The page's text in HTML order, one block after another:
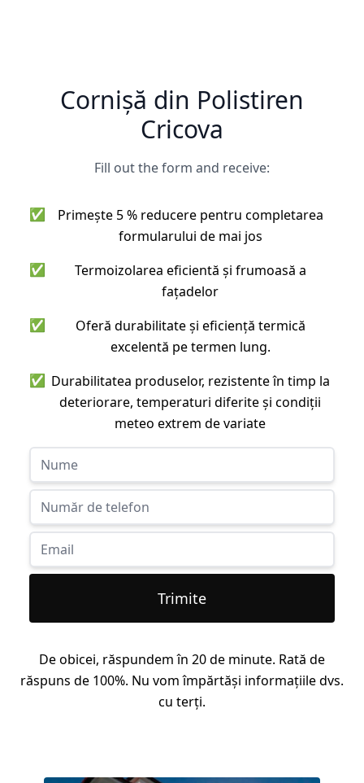
Cornișă din Polistiren
Cricova
Fill out the form and receive:
✅
Primește 5 % reducere pentru completarea
formularului de mai jos
✅
Termoizolarea eficientă și frumoasă a
fațadelor
✅
Oferă durabilitate și eficiență termică
excelentă pe termen lung.
✅ Durabilitatea produselor, rezistente în timp la
deteriorare, temperaturi diferite și condiții
meteo extrem de variate
Trimite
De obicei, răspundem în 20 de minute. Rată de
răspuns de 100%. Nu vom împărtăși informațiile dvs.
cu terți.